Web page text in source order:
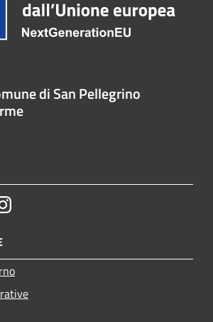
di San Pellegrino
Instagram